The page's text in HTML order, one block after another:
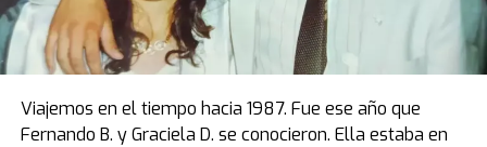
visita por primera vez en el país, luego de casi cuatro
décadas de estadía en Europa. Fue el primer obsequio
que recibió “Pelusa” tras conquistar la Copa del Mundo
deMéxico 1986, cortesía del por entonces presidente
del Napoli, Corrado Ferlaino.
Viajemos en el tiempo hacia 1987. Fue ese año que
Fernando B. y Graciela D. se conocieron. Ella estaba en